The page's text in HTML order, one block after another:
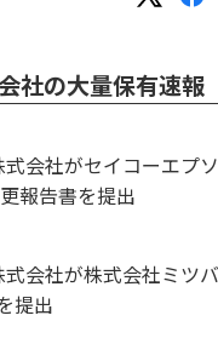
社の大量保有速報
会社がセイコーエプ
報告書を提出
会社が株式会社ミツ
提出